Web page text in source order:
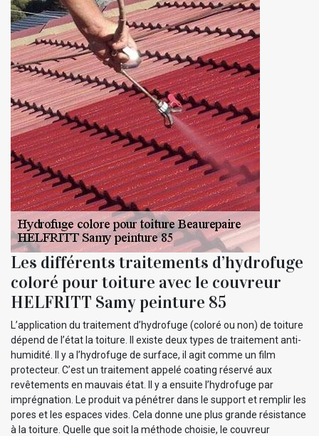
Les différents traitements d’hydrofuge
coloré pour toiture avec le couvreur
HELFRITT Samy peinture 85
L’application du traitement d’hydrofuge (coloré ou non) de toiture
dépend de l’état la toiture. Il existe deux types de traitement anti-
humidité. Il y a l’hydrofuge de surface, il agit comme un film
protecteur. C’est un traitement appelé coating réservé aux
revêtements en mauvais état. Il y a ensuite l’hydrofuge par
imprégnation. Le produit va pénétrer dans le support et remplir les
pores et les espaces vides. Cela donne une plus grande résistance
à la toiture. Quelle que soit la méthode choisie, le couvreur